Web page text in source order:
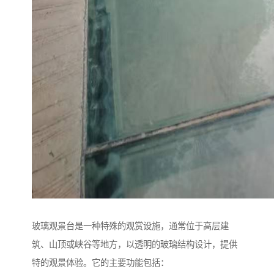
玻璃观景台是一种特殊的观赏设施，通常位于高层建
筑、山顶或峡谷等地方，以透明的玻璃结构设计，提供
特的观景体验。它的主要功能包括：